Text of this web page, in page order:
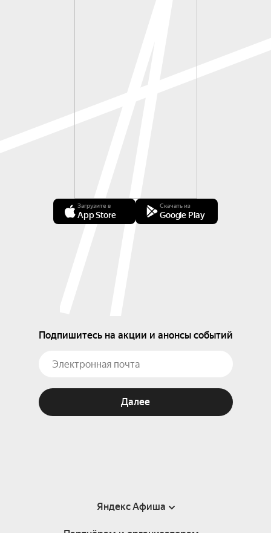
Загрузите в
App Store
Скачать из
Google Play
Подпишитесь на акции и анонсы событий
Далее
Яндекс Афиша